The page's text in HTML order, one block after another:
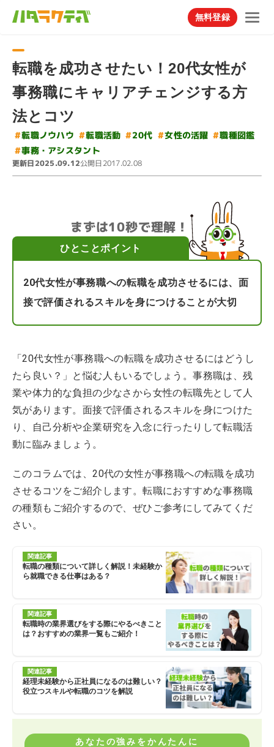
無料登録
転職を成功させたい！20代女性が
事務職にキャリアチェンジする方
法とコツ
#転職ノウハウ #転職活動 #20代 #女性の活躍 #職種図鑑
#事務・アシスタント
更新日2025.09.12公開日2017.02.08
まずは10秒で理解！
ひとことポイント
20代女性が事務職への転職を成功させるには、面
接で評価されるスキルを身につけることが大切
「20代女性が事務職への転職を成功させるにはどうし
たら良い？」と悩む人もいるでしょう。事務職は、残
業や体力的な負担の少なさから女性の転職先として人
気があります。面接で評価されるスキルを身につけた
り、自己分析や企業研究を入念に行ったりして転職活
動に臨みましょう。
このコラムでは、20代の女性が事務職への転職を成功
させるコツをご紹介します。転職におすすめな事務職
の種類もご紹介するので、ぜひご参考にしてみてくだ
さい。
関連記事
転職の種類について詳しく解説！未経験か
ら就職できる仕事はある？
関連記事
転職時の業界選びをする際にやるべきこと
は？おすすめの業界一覧もご紹介！
関連記事
経理未経験から正社員になるのは難しい？
役立つスキルや転職のコツを解説
あなたの強みをかんたんに